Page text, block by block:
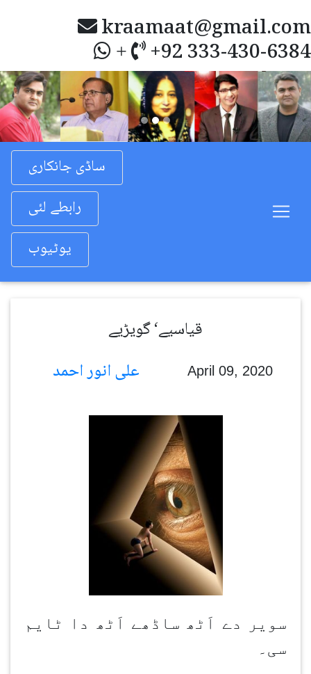
kraamaat@gmail.com
+ +92 333-430-6384
Previous
ساڈی جانکاری
رابطے لئی
یوٹیوب
قیاسیے‘ گویڑیے
April 09, 2020
سویر دے اَٹھ ساڈھے اَٹھ دا ٹایم
سی۔